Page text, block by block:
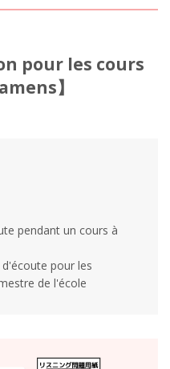
pour les cours
】
pendant un cours à
pour les
de l'école